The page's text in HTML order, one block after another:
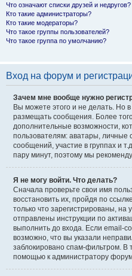
Что означают списки друзей и недругов?
Кто такие администраторы?
Кто такие модераторы?
Что такое группы пользователей?
Что такое группа по умолчанию?
Вход на форум и
Зачем мне вообще нужно
Вы можете этого и не делать. Но
размещать сообщения. Более
дополнительные возможности,
пользователям: аватары, личные
сообщений, участие в группах и
пару минут, поэтому мы
Я не могу войти. Что делать?
Сначала проверьте свои имя
восстановить их, пройдя по
только что зарегистрированы,
отправлены инструкции по
выполнить до входа. Если email-
возможно, что вы указали
заблокировано спам-фильтром. В
помощью к администратору